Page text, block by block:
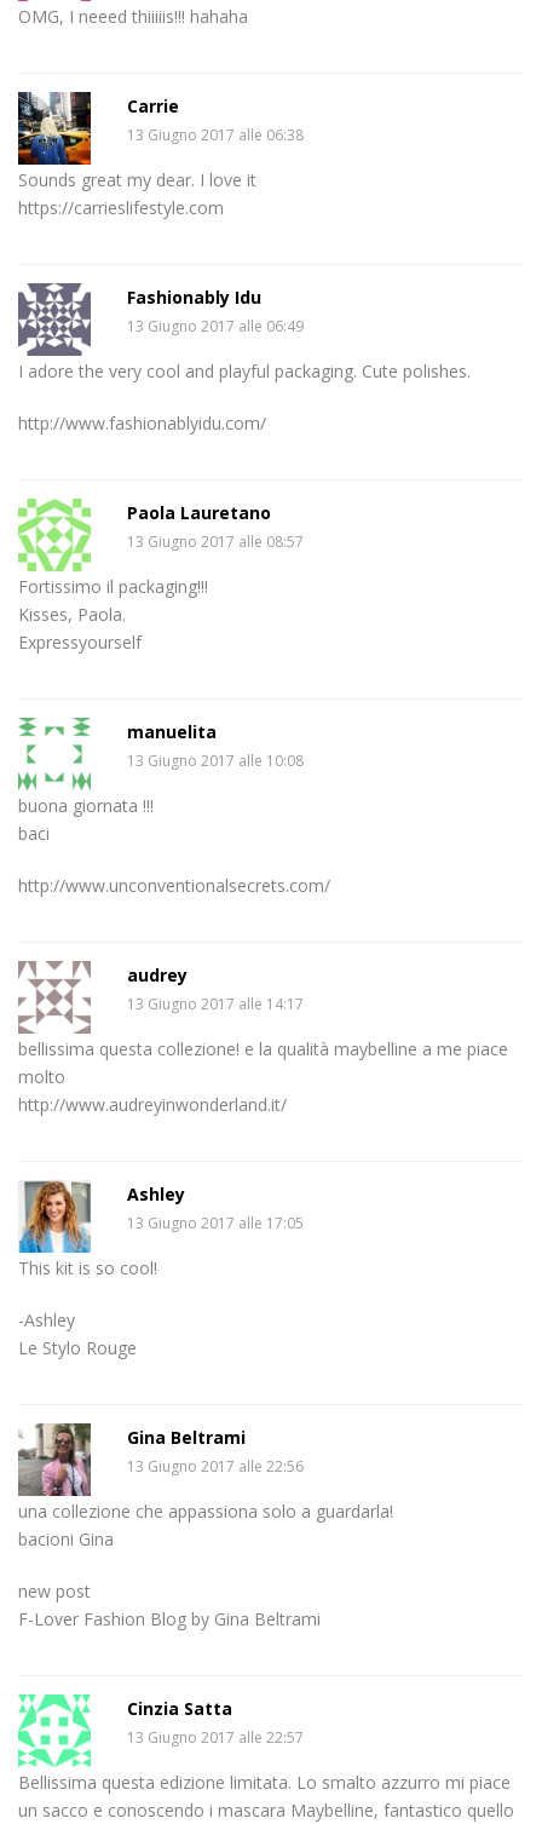
OMG, I neeed thiiiiis!!! hahaha
Carrie
13 Giugno 2017 alle 06:38
Sounds great my dear. I love it
https://carrieslifestyle.com
Fashionably Idu
13 Giugno 2017 alle 06:49
I adore the very cool and playful packaging. Cute polishes.
http://www.fashionablyidu.com/
Paola Lauretano
13 Giugno 2017 alle 08:57
Fortissimo il packaging!!!
Kisses, Paola.
Expressyourself
manuelita
13 Giugno 2017 alle 10:08
buona giornata !!!
baci
http://www.unconventionalsecrets.com/
audrey
13 Giugno 2017 alle 14:17
bellissima questa collezione! e la qualità maybelline a me piace
molto
http://www.audreyinwonderland.it/
Ashley
13 Giugno 2017 alle 17:05
This kit is so cool!
-Ashley
Le Stylo Rouge
Gina Beltrami
13 Giugno 2017 alle 22:56
una collezione che appassiona solo a guardarla!
bacioni Gina
new post
F-Lover Fashion Blog by Gina Beltrami
Cinzia Satta
13 Giugno 2017 alle 22:57
Bellissima questa edizione limitata. Lo smalto azzurro mi piace
un sacco e conoscendo i mascara Maybelline, fantastico quello